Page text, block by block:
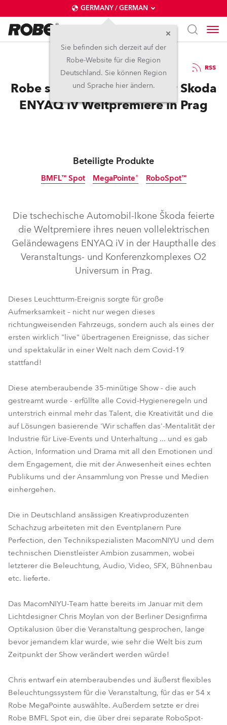
GERMANY / GERMAN
Sie befinden sich derzeit auf der
Robe-Website für die Region
Deutschland. Sie können Region
und Sprache hier ändern.
21.9.2020 RSS
Robe sorgt für Glanz bei der Skoda
ENYAQ iV Weltpremiere in Prag
Beteiligte Produkte
BMFL™ Spot
BMFL™ Spot
MegaPointe®
MegaPointe®
RoboSpot™
RoboSpot™
Die tschechische Automobil-Ikone Škoda feierte
die Weltpremiere ihres neuen vollelektrischen
Geländewagens ENYAQ iV in der Haupthalle des
Veranstaltungs- und Konferenzkomplexes O2
Universum in Prag.
Dieses Leuchtturm-Ereignis sorgte für große
Aufmerksamkeit – nicht nur wegen dieses
richtungweisenden Fahrzeugs, sondern auch als eines der
ersten wirklich "live" übertragenen Ereignisse, das sicher
und spektakulär in einer Welt nach dem Covid-19
stattfand!
Diese atemberaubende 35-minütige Show - die auch
gestreamt wurde - erfüllte alle Covid-Hygieneregeln und
unterstrich einmal mehr das Talent, die Kreativität und die
auf Lösungen basierende 'Wir schaffen das'-Mentalität der
Industrie für Live-Events und Unterhaltung ... und es gab
Action, Information und Drama mit all den Emotionen und
dem Engagement, die mit der Anwesenheit eines echten
Publikums und der Ansammlung von Presse und Medien
einhergehen.
Die in Deutschland ansässigen Kreativproduzenten
Schachzug arbeiteten mit den Eventplanern Pure
Perfection, den Technikspezialisten MacomNIYU und dem
technischen Dienstleister Ambion zusammen, wobei
letzterer die Beleuchtung, Audio, Video, SFX, Bühnenbau
etc. lieferte.
Das MacomNIYU-Team hatte bereits im Januar mit dem
Lichtdesigner Chris Moylan von der Berliner Designfirma
Optikalusion über die Veranstaltung gesprochen, lange
bevor jemandem klar wurde, wie sehr die Welt bis zum
Zeitpunkt der Show verändert werden würde!
Chris entwarf ein atemberaubendes und äußerst flexibles
Beleuchtungssystem für die Veranstaltung, für das er 54 x
Robe MegaPointe auswählte. Außerdem setzte er drei
Robe BMFL Spot ein, die über drei separate RoboSpot-